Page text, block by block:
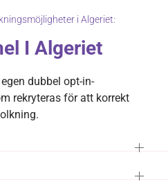
i Algeriet:
I Algeriet
dubbel opt-in-
rekryteras för att korrekt